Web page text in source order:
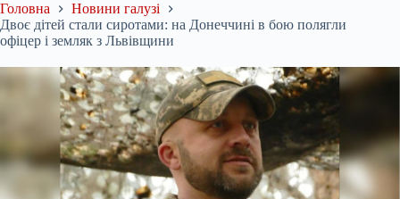
Головна
Новини галузі
Двоє дітей стали сиротами: на Донеччині в бою полягли
офіцер і земляк з Львівщини